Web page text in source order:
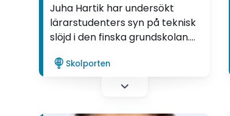
Juha Hartik har undersökt
lärarstudenters syn på teknisk
slöjd i den finska grundskolan.
mångsidig dialog om
slöjdämnet i lärarutbildningen
Skolporten